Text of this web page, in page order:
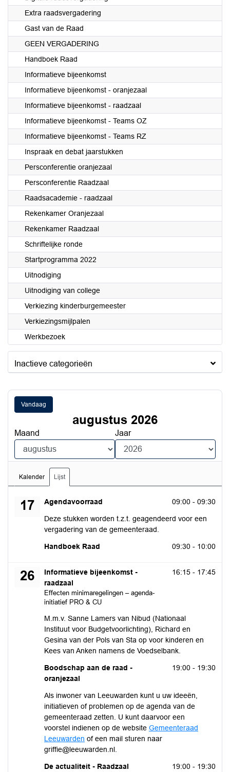
Extra raadsvergadering
Gast van de Raad
GEEN VERGADERING
Handboek Raad
Informatieve bijeenkomst
Informatieve bijeenkomst - oranjezaal
Informatieve bijeenkomst - raadzaal
Informatieve bijeenkomst - Teams OZ
Informatieve bijeenkomst - Teams RZ
Inspraak en debat jaarstukken
Persconferentie oranjezaal
Persconferentie Raadzaal
Raadsacademie - raadzaal
Rekenkamer Oranjezaal
Rekenkamer Raadzaal
Schriftelijke ronde
Startprogramma 2022
Uitnodiging
Uitnodiging van college
Verkiezing kinderburgemeester
Verkiezingsmijlpalen
Werkbezoek
Inactieve categorieën
Vandaag
augustus 2026
Maand Jaar
Kalender Lijst
17 Agendavoorraad
maandag 17 augustus 2026 09:00 - 09:30
Deze stukken worden t.z.t. geagendeerd voor een
vergadering van de gemeenteraad.
Handboek Raad
maandag 17 augustus 2026 09:30 - 10:00
26
Informatieve bijeenkomst -
raadzaal
Effecten minimaregelingen – agenda-
initiatief PRO & CU
woensdag 26 augustus 2026 16:15 - 17:45
M.m.v. Sanne Lamers van Nibud (Nationaal
Instituut voor Budgetvoorlichting), Richard en
Gesina van der Pols van Sta op voor kinderen en
Kees van Anken namens de Voedselbank.
Boodschap aan de raad -
oranjezaal
woensdag 26 augustus 2026 19:00 - 19:30
Als inwoner van Leeuwarden kunt u uw ideeën,
initiatieven of problemen op de agenda van de
gemeenteraad zetten. U kunt daarvoor een
voorstel indienen op de website Gemeenteraad
Leeuwarden of een mail sturen naar
griffie@leeuwarden.nl.
De actualiteit - Raadzaal
woensdag 26 augustus 2026 19:00 - 19:30